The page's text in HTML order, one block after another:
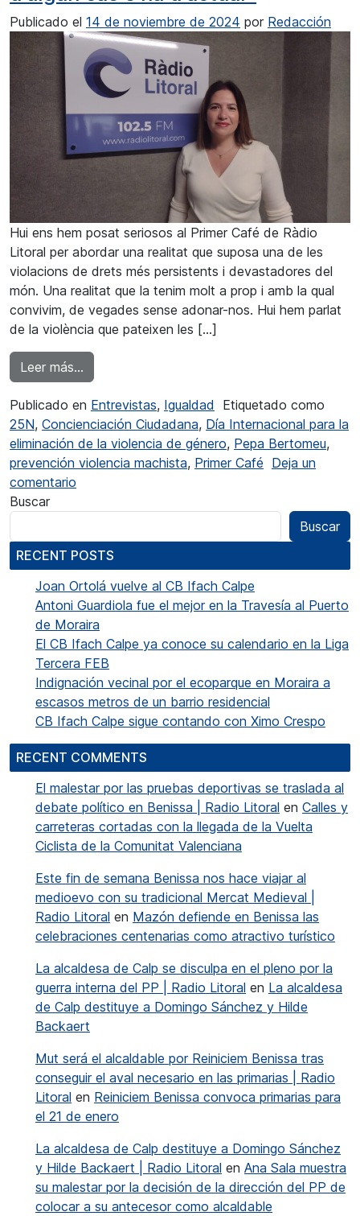
Publicado el 14 de noviembre de 2024 por Redacción
Hui ens hem posat seriosos al Primer Café de Ràdio
Litoral per abordar una realitat que suposa una de les
violacions de drets més persistents i devastadores del
món. Una realitat que la tenim molt a prop i amb la qual
convivim, de vegades sense adonar-nos. Hui hem parlat
de la violència que pateixen les […]
Leer más…
Publicado en Entrevistas, Igualdad
Etiquetado como
25N, Concienciación Ciudadana, Día Internacional para la
eliminación de la violencia de género, Pepa Bertomeu,
prevención violencia machista, Primer Café Deja un
comentario
Buscar
Buscar
RECENT POSTS
Joan Ortolá vuelve al CB Ifach Calpe
Antoni Guardiola fue el mejor en la Travesía al Puerto
de Moraira
El CB Ifach Calpe ya conoce su calendario en la Liga
Tercera FEB
Indignación vecinal por el ecoparque en Moraira a
escasos metros de un barrio residencial
CB Ifach Calpe sigue contando con Ximo Crespo
RECENT COMMENTS
El malestar por las pruebas deportivas se traslada al
debate político en Benissa | Radio Litoral en Calles y
carreteras cortadas con la llegada de la Vuelta
Ciclista de la Comunitat Valenciana
Este fin de semana Benissa nos hace viajar al
medioevo con su tradicional Mercat Medieval |
Radio Litoral en Mazón defiende en Benissa las
celebraciones centenarias como atractivo turístico
La alcaldesa de Calp se disculpa en el pleno por la
guerra interna del PP | Radio Litoral en La alcaldesa
de Calp destituye a Domingo Sánchez y Hilde
Backaert
Mut será el alcaldable por Reiniciem Benissa tras
conseguir el aval necesario en las primarias | Radio
Litoral en Reiniciem Benissa convoca primarias para
el 21 de enero
La alcaldesa de Calp destituye a Domingo Sánchez
y Hilde Backaert | Radio Litoral en Ana Sala muestra
su malestar por la decisión de la dirección del PP de
colocar a su antecesor como alcaldable